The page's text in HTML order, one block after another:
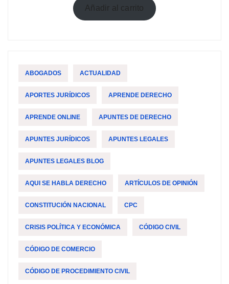
originalactual
es:
Añadir al carrito
ABOGADOS ACTUALIDAD
APORTES JURÍDICOS APRENDE DERECHO
APRENDE ONLINE APUNTES DE DERECHO
APUNTES JURÍDICOS APUNTES LEGALES
APUNTES LEGALES BLOG
AQUI SE HABLA DERECHO ARTÍCULOS DE OPINIÓN
CONSTITUCIÓN NACIONAL CPC
CRISIS POLÍTICA Y ECONÓMICA CÓDIGO CIVIL
CÓDIGO DE COMERCIO
CÓDIGO DE PROCEDIMIENTO CIVIL